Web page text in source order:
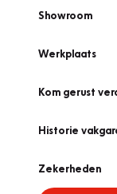
Showroom
Werkplaats
Kom gerust
Historie
Zekerheden